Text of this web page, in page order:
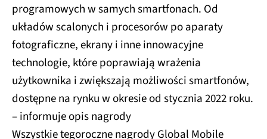
programowych w samych smartfonach. Od
układów scalonych i procesorów po aparaty
fotograficzne, ekrany i inne innowacyjne
technologie, które poprawiają wrażenia
użytkownika i zwiększają możliwości smartfonów,
dostępne na rynku w okresie od stycznia 2022 roku.
– informuje opis nagrody
Wszystkie tegoroczne nagrody Global Mobile